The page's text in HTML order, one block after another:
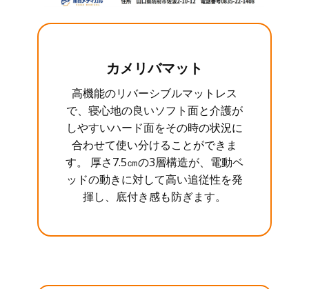
カメリバマット
高機能のリバーシブルマットレス
で、寝心地の良いソフト面と介護が
しやすいハード面をその時の状況に
合わせて使い分けることができま
す。 厚さ7.5㎝の3層構造が、電動ベ
ッドの動きに対して高い追従性を発
揮し、底付き感も防ぎます。